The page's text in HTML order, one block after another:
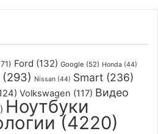
Ford (132) Google (52) Honda (44)
(293) Nissan (44) Smart (236)
Volkswagen (117) Видео
Ноутбуки
(4220)